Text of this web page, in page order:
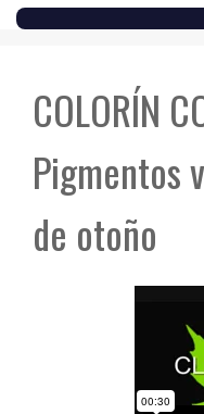
CONTENT
COLORÍN
Pigmentos
de otoño